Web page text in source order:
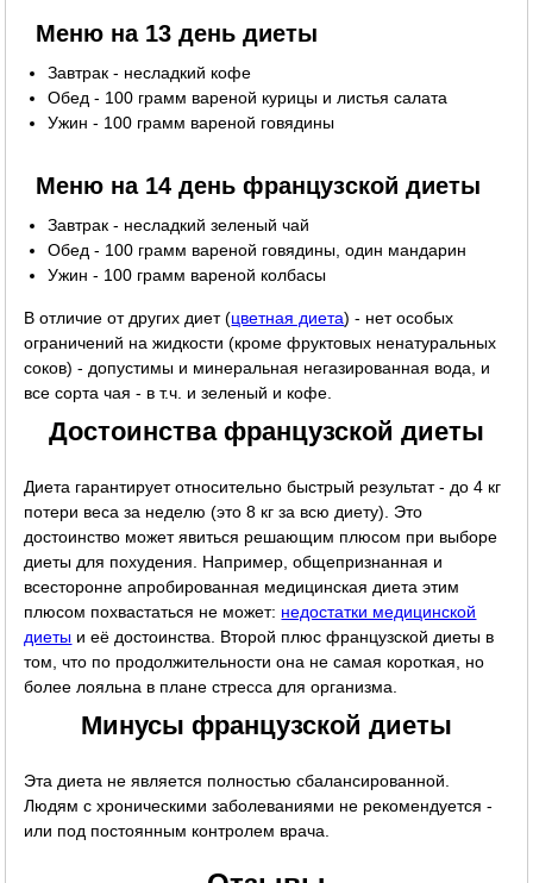
Меню на 13 день диеты
Завтрак - несладкий кофе
Обед - 100 грамм вареной курицы и листья салата
Ужин - 100 грамм вареной говядины
Меню на 14 день французской диеты
Завтрак - несладкий зеленый чай
Обед - 100 грамм вареной говядины, один мандарин
Ужин - 100 грамм вареной колбасы
В отличие от других диет (цветная диета) - нет особых
ограничений на жидкости (кроме фруктовых ненатуральных
соков) - допустимы и минеральная негазированная вода, и
все сорта чая - в т.ч. и зеленый и кофе.
Достоинства французской диеты
Диета гарантирует относительно быстрый результат - до 4 кг
потери веса за неделю (это 8 кг за всю диету). Это
достоинство может явиться решающим плюсом при выборе
диеты для похудения. Например, общепризнанная и
всесторонне апробированная медицинская диета этим
плюсом похвастаться не может: недостатки медицинской
диеты и её достоинства. Второй плюс французской диеты в
том, что по продолжительности она не самая короткая, но
более лояльна в плане стресса для организма.
Минусы французской диеты
Эта диета не является полностью сбалансированной.
Людям с хроническими заболеваниями не рекомендуется -
или под постоянным контролем врача.